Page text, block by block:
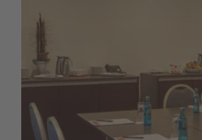
"Gaumenfreund"
carte serviert. Bei einem
der elften Etage klingt